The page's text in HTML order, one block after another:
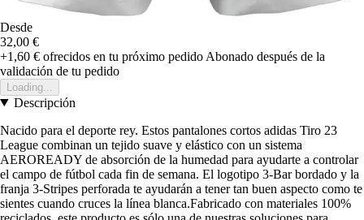
Desde
32,00 €
+1,60 € ofrecidos en tu próximo pedido Abonado después de la
validación de tu pedido
Loading...
Descripción
Nacido para el deporte rey. Estos pantalones cortos adidas Tiro 23
League combinan un tejido suave y elástico con un sistema
AEROREADY de absorción de la humedad para ayudarte a controlar
el campo de fútbol cada fin de semana. El logotipo 3-Bar bordado y la
franja 3-Stripes perforada te ayudarán a tener tan buen aspecto como te
sientes cuando cruces la línea blanca.Fabricado con materiales 100%